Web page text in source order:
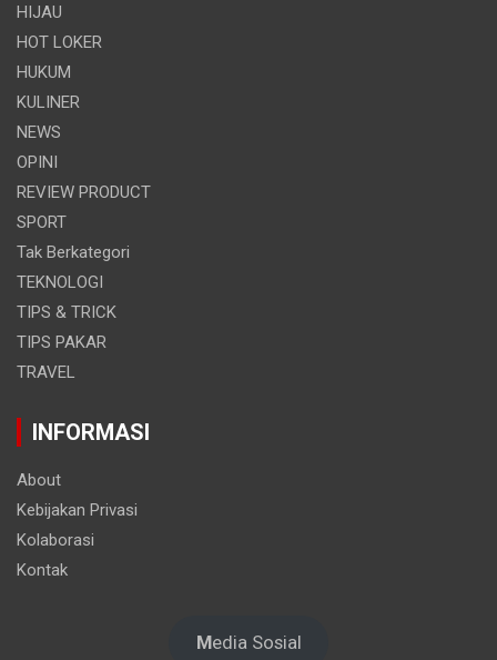
HIJAU
HOT LOKER
HUKUM
KULINER
NEWS
OPINI
REVIEW PRODUCT
SPORT
Tak Berkategori
TEKNOLOGI
TIPS & TRICK
TIPS PAKAR
TRAVEL
INFORMASI
About
Kebijakan Privasi
Kolaborasi
Kontak
Media Sosial